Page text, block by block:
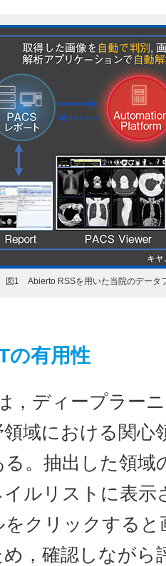
図1 Abierto RSSを用いた当院のデータ
の有用性
，ディープラー
域における関心
。抽出した領域
ルリストに表示
クリックする
，確認しながら